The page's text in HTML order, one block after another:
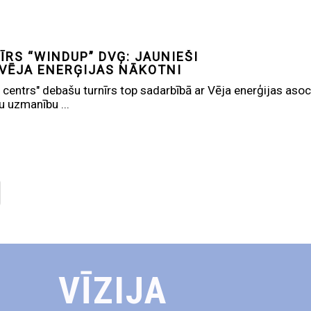
“WINDUP” DVĢ: JAUNIEŠI
ENERĢIJAS NĀKOTNI
centrs" debašu turnīrs top sadarbībā ar Vēja enerģijas
uzmanību ...
VĪZIJA